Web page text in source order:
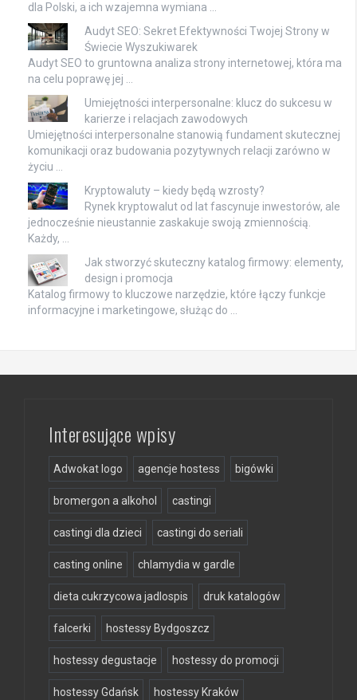
dla Polski, a ich wzajemna wymiana …
Audyt SEO: Sekret Efektywności Twojej Strony w
Świecie Wyszukiwarek
Audyt SEO to gruntowna analiza strony internetowej, która ma
na celu poprawę jej …
Umiejętności interpersonalne: klucz do sukcesu w
karierze i relacjach zawodowych
Umiejętności interpersonalne stanowią fundament skutecznej
komunikacji oraz budowania pozytywnych relacji zarówno w
życiu …
Kryptowaluty – kiedy będą wzrosty?
Rynek kryptowalut od lat fascynuje inwestorów, ale
jednocześnie nieustannie zaskakuje swoją zmiennością.
Każdy, …
Jak stworzyć skuteczny katalog firmowy: elementy,
design i promocja
Katalog firmowy to kluczowe narzędzie, które łączy funkcje
informacyjne i marketingowe, służąc do …
Interesujące wpisy
Adwokat logo agencje hostess bigówki
bromergon a alkohol castingi
castingi dla dzieci castingi do seriali
casting online chlamydia w gardle
dieta cukrzycowa jadlospis druk katalogów
falcerki hostessy Bydgoszcz
hostessy degustacje hostessy do promocji
hostessy Gdańsk hostessy Kraków